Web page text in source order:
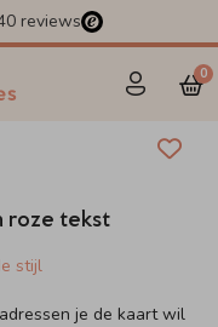
reviews
0
roze tekst
stijl
je de kaart wil